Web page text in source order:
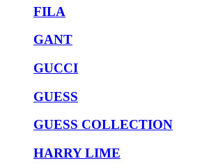
FILA
GANT
GUCCI
GUESS
GUESS COLLECTION
HARRY LIME